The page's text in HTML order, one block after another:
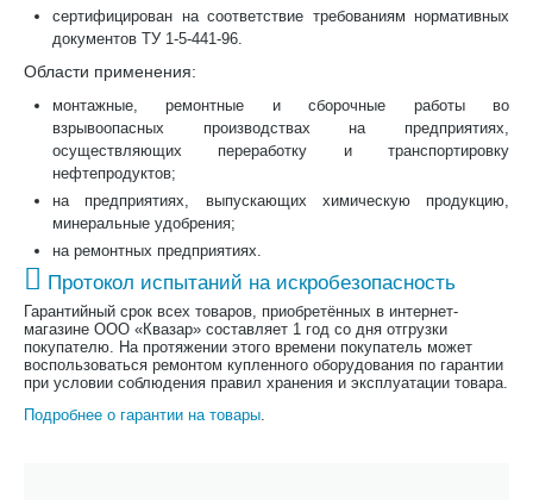
сертифицирован на соответствие требованиям нормативных
документов ТУ 1-5-441-96.
Области применения:
монтажные, ремонтные и сборочные работы во
взрывоопасных производствах на предприятиях,
осуществляющих переработку и транспортировку
нефтепродуктов;
на предприятиях, выпускающих химическую продукцию,
минеральные удобрения;
на ремонтных предприятиях.
Протокол испытаний на искробезопасность
Гарантийный срок всех товаров, приобретённых в интернет-
магазине ООО «Квазар» составляет 1 год со дня отгрузки
покупателю. На протяжении этого времени покупатель может
воспользоваться ремонтом купленного оборудования по гарантии
при условии соблюдения правил хранения и эксплуатации товара.
Подробнее о гарантии на товары.